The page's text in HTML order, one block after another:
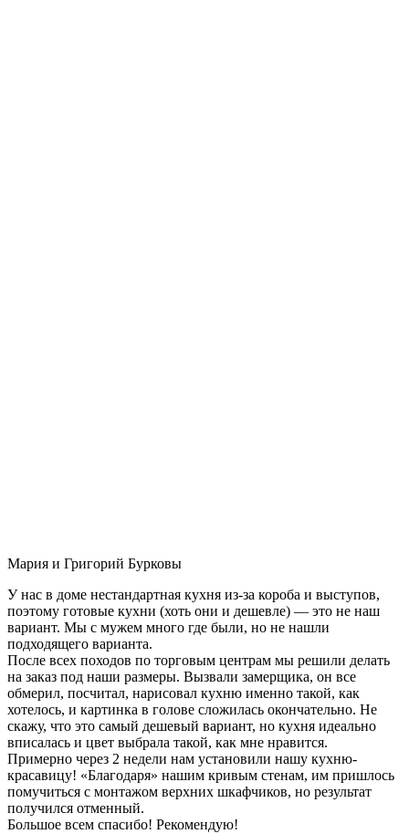
Мария и Григорий Бурковы
У нас в доме нестандартная кухня из-за короба и выступов,
поэтому готовые кухни (хоть они и дешевле) — это не наш
вариант. Мы с мужем много где были, но не нашли
подходящего варианта.
После всех походов по торговым центрам мы решили делать
на заказ под наши размеры. Вызвали замерщика, он все
обмерил, посчитал, нарисовал кухню именно такой, как
хотелось, и картинка в голове сложилась окончательно. Не
скажу, что это самый дешевый вариант, но кухня идеально
вписалась и цвет выбрала такой, как мне нравится.
Примерно через 2 недели нам установили нашу кухню-
красавицу! «Благодаря» нашим кривым стенам, им пришлось
помучиться с монтажом верхних шкафчиков, но результат
получился отменный.
Большое всем спасибо! Рекомендую!